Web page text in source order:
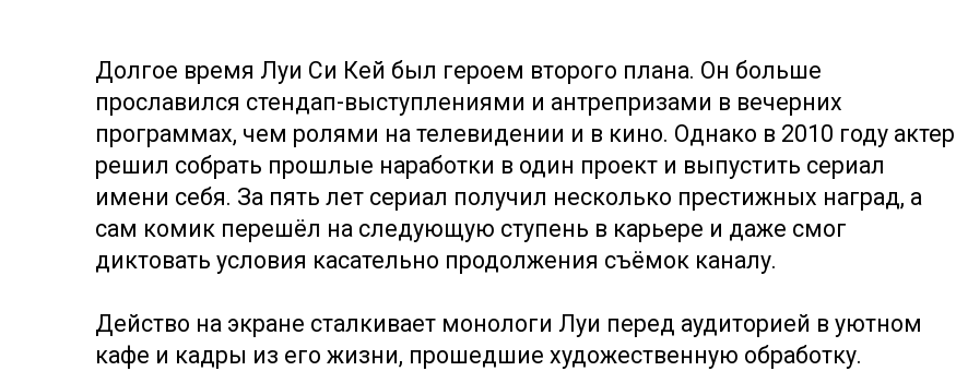
Долгое время Луи Си Кей был героем второго плана. Он больше
прославился стендап-выступлениями и антрепризами в вечерних
программах, чем ролями на телевидении и в кино. Однако в 2010 году актер
решил собрать прошлые наработки в один проект и выпустить сериал
имени себя. За пять лет сериал получил несколько престижных наград, а
сам комик перешёл на следующую ступень в карьере и даже смог
диктовать условия касательно продолжения съёмок каналу.
Действо на экране сталкивает монологи Луи перед аудиторией в уютном
кафе и кадры из его жизни, прошедшие художественную обработку.